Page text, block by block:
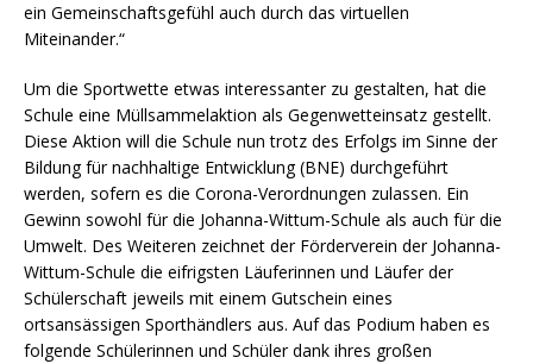
ein Gemeinschaftsgefühl auch durch das virtuellen
Miteinander.“
Um die Sportwette etwas interessanter zu gestalten, hat die
Schule eine Müllsammelaktion als Gegenwetteinsatz gestellt.
Diese Aktion will die Schule nun trotz des Erfolgs im Sinne der
Bildung für nachhaltige Entwicklung (BNE) durchgeführt
werden, sofern es die Corona-Verordnungen zulassen. Ein
Gewinn sowohl für die Johanna-Wittum-Schule als auch für die
Umwelt. Des Weiteren zeichnet der Förderverein der Johanna-
Wittum-Schule die eifrigsten Läuferinnen und Läufer der
Schülerschaft jeweils mit einem Gutschein eines
ortsansässigen Sporthändlers aus. Auf das Podium haben es
folgende Schülerinnen und Schüler dank ihres großen